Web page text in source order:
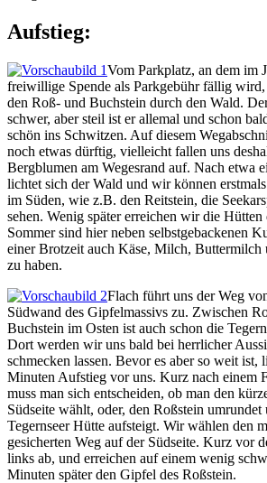
Aufstieg:
Vom Parkplatz, an dem im
freiwillige Spende als Parkgebühr fällig wird,
den Roß- und Buchstein durch den Wald.
schwer, aber steil ist er allemal und schon
schön ins Schwitzen. Auf diesem
noch etwas dürftig, vielleicht fallen uns
Bergblumen am Wegesrand auf. Nach etwa
lichtet sich der Wald und wir können
im Süden, wie z.B. den Reitstein, die
sehen. Wenig später erreichen wir die Hütten
Sommer sind hier neben selbstgebackenen
einer Brotzeit auch Käse, Milch, Buttermilch
zu haben.
Flach führt uns der Weg
Südwand des Gipfelmassivs zu. Zwischen
Buchstein im Osten ist auch schon die
Dort werden wir uns bald bei herrlicher
schmecken lassen. Bevor es aber so weit ist,
Minuten Aufstieg vor uns. Kurz nach einem
muss man sich entscheiden, ob man den
Südseite wählt, oder, den Roßstein
Tegernseer Hütte aufsteigt. Wir wählen den
gesicherten Weg auf der Südseite. Kurz vor
links ab, und erreichen auf einem wenig
Minuten später den Gipfel des Roßstein.